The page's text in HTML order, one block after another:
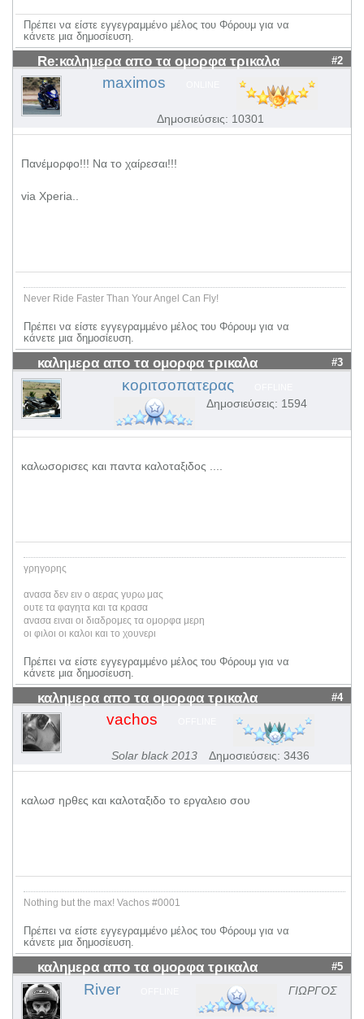
Πρέπει να είστε εγγεγραμμένο μέλος του Φόρουμ για να
κάνετε μια δημοσίευση.
Re:καλημερα απο τα ομορφα τρικαλα #2
maximos
Δημοσιεύσεις: 10301
Πανέμορφο!!! Να το χαίρεσαι!!!
via Xperia..
Never Ride Faster Than Your Angel Can Fly!
Πρέπει να είστε εγγεγραμμένο μέλος του Φόρουμ για να
κάνετε μια δημοσίευση.
καλημερα απο τα ομορφα τρικαλα #3
κοριτσοπατερας
Δημοσιεύσεις: 1594
καλωσορισες και παντα καλοταξιδος ....
γρηγορης
ανασα δεν ειν ο αερας γυρω μας
ουτε τα φαγητα και τα κρασα
ανασα ειναι οι διαδρομες τα ομορφα μερη
οι φιλοι οι καλοι και το χουνερι
Πρέπει να είστε εγγεγραμμένο μέλος του Φόρουμ για να
κάνετε μια δημοσίευση.
καλημερα απο τα ομορφα τρικαλα #4
vachos
Solar black 2013 Δημοσιεύσεις: 3436
καλωσ ηρθες και καλοταξιδο το εργαλειο σου
Nothing but the max! Vachos #0001
Πρέπει να είστε εγγεγραμμένο μέλος του Φόρουμ για να
κάνετε μια δημοσίευση.
καλημερα απο τα ομορφα τρικαλα #5
River ΓΙΩΡΓΟΣ